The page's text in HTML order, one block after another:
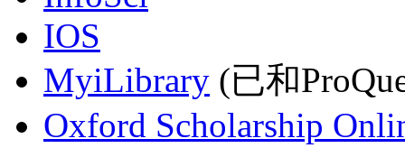
IOS
MyiLibrary (已和
Oxford Scholarship